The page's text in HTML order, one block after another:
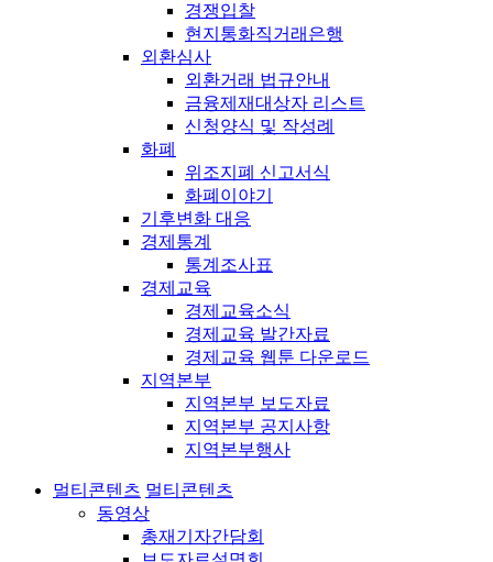
경쟁입찰
현지통화직거래은행
외환심사
외환거래 법규안내
금융제재대상자 리스트
신청양식 및 작성례
화폐
위조지폐 신고서식
화폐이야기
기후변화 대응
경제통계
통계조사표
경제교육
경제교육소식
경제교육 발간자료
경제교육 웹툰 다운로드
지역본부
지역본부 보도자료
지역본부 공지사항
지역본부행사
멀티콘텐츠 멀티콘텐츠
동영상
총재기자간담회